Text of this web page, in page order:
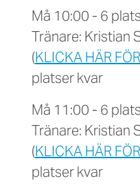
Må 10:00 - 6
Tränare:
(KLICKA HÄR
platser kvar
Må 11:00 - 6
Tränare:
(KLICKA HÄR
platser kvar